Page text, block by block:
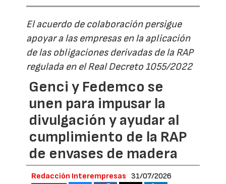
El acuerdo de colaboración persigue
apoyar a las empresas en la aplicación
de las obligaciones derivadas de la RAP
regulada en el Real Decreto 1055/2022
Genci y Fedemco se
unen para impusar la
divulgación y ayudar al
cumplimiento de la RAP
de envases de madera
Redacción Interempresas 31/07/2026